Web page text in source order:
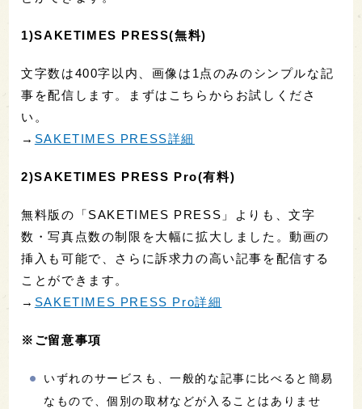
1)SAKETIMES PRESS(無料)
文字数は400字以内、画像は1点のみのシンプルな記
事を配信します。まずはこちらからお試しくださ
い。
→ SAKETIMES PRESS詳細
2)SAKETIMES PRESS Pro(有料)
無料版の「SAKETIMES PRESS」よりも、文字
数・写真点数の制限を大幅に拡大しました。動画の
挿入も可能で、さらに訴求力の高い記事を配信する
ことができます。
→ SAKETIMES PRESS Pro詳細
※ご留意事項
いずれのサービスも、一般的な記事に比べると簡易
なもので、個別の取材などが入ることはありませ